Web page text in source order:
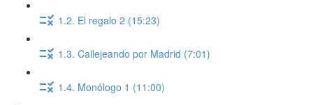
1.2. El regalo 2 (15:23)
1.3. Callejeando por Madrid (7:01)
1.4. Monólogo 1 (11:00)